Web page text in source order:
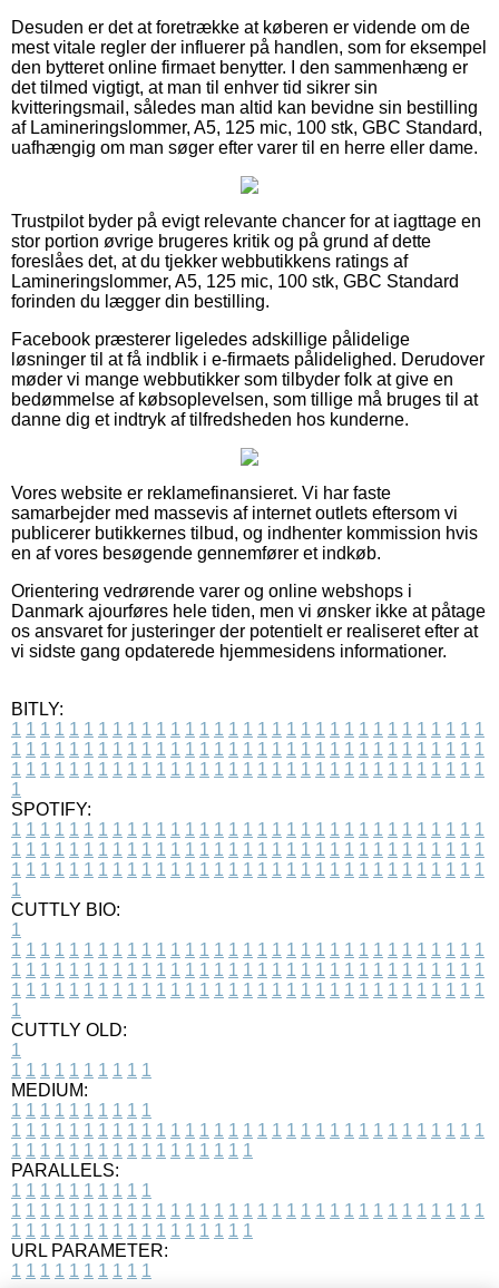
Desuden er det at foretrække at køberen er vidende om de
mest vitale regler der influerer på handlen, som for eksempel
den bytteret online firmaet benytter. I den sammenhæng er
det tilmed vigtigt, at man til enhver tid sikrer sin
kvitteringsmail, således man altid kan bevidne sin bestilling
af Lamineringslommer, A5, 125 mic, 100 stk, GBC Standard,
uafhængig om man søger efter varer til en herre eller dame.
Trustpilot byder på evigt relevante chancer for at iagttage en
stor portion øvrige brugeres kritik og på grund af dette
foreslåes det, at du tjekker webbutikkens ratings af
Lamineringslommer, A5, 125 mic, 100 stk, GBC Standard
forinden du lægger din bestilling.
Facebook præsterer ligeledes adskillige pålidelige
løsninger til at få indblik i e-firmaets pålidelighed. Derudover
møder vi mange webbutikker som tilbyder folk at give en
bedømmelse af købsoplevelsen, som tillige må bruges til at
danne dig et indtryk af tilfredsheden hos kunderne.
Vores website er reklamefinansieret. Vi har faste
samarbejder med massevis af internet outlets eftersom vi
publicerer butikkernes tilbud, og indhenter kommission hvis
en af vores besøgende gennemfører et indkøb.
Orientering vedrørende varer og online webshops i
Danmark ajourføres hele tiden, men vi ønsker ikke at påtage
os ansvaret for justeringer der potentielt er realiseret efter at
vi sidste gang opdaterede hjemmesidens informationer.
BITLY:
1 1 1 1 1 1 1 1 1 1 1 1 1 1 1 1 1 1 1 1 1 1 1 1 1 1 1 1 1 1 1 1 1
1 1 1 1 1 1 1 1 1 1 1 1 1 1 1 1 1 1 1 1 1 1 1 1 1 1 1 1 1 1 1 1 1
1 1 1 1 1 1 1 1 1 1 1 1 1 1 1 1 1 1 1 1 1 1 1 1 1 1 1 1 1 1 1 1 1
1
SPOTIFY:
1 1 1 1 1 1 1 1 1 1 1 1 1 1 1 1 1 1 1 1 1 1 1 1 1 1 1 1 1 1 1 1 1
1 1 1 1 1 1 1 1 1 1 1 1 1 1 1 1 1 1 1 1 1 1 1 1 1 1 1 1 1 1 1 1 1
1 1 1 1 1 1 1 1 1 1 1 1 1 1 1 1 1 1 1 1 1 1 1 1 1 1 1 1 1 1 1 1 1
1
CUTTLY BIO:
1
1 1 1 1 1 1 1 1 1 1 1 1 1 1 1 1 1 1 1 1 1 1 1 1 1 1 1 1 1 1 1 1 1
1 1 1 1 1 1 1 1 1 1 1 1 1 1 1 1 1 1 1 1 1 1 1 1 1 1 1 1 1 1 1 1 1
1 1 1 1 1 1 1 1 1 1 1 1 1 1 1 1 1 1 1 1 1 1 1 1 1 1 1 1 1 1 1 1 1
1
CUTTLY OLD:
1
1 1 1 1 1 1 1 1 1 1
MEDIUM:
1 1 1 1 1 1 1 1 1 1
1 1 1 1 1 1 1 1 1 1 1 1 1 1 1 1 1 1 1 1 1 1 1 1 1 1 1 1 1 1 1 1 1
1 1 1 1 1 1 1 1 1 1 1 1 1 1 1 1 1
PARALLELS:
1 1 1 1 1 1 1 1 1 1
1 1 1 1 1 1 1 1 1 1 1 1 1 1 1 1 1 1 1 1 1 1 1 1 1 1 1 1 1 1 1 1 1
1 1 1 1 1 1 1 1 1 1 1 1 1 1 1 1 1
URL PARAMETER:
1 1 1 1 1 1 1 1 1 1